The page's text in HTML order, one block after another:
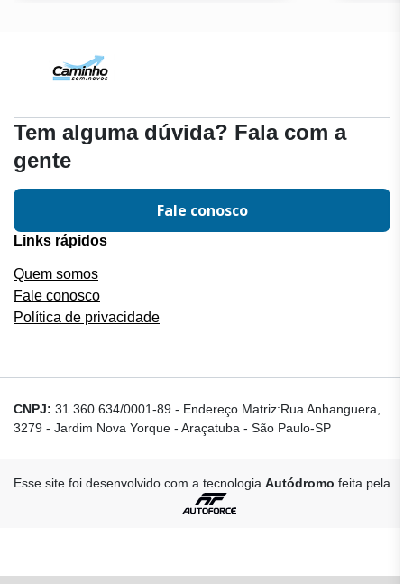
Tem alguma dúvida? Fala com a
gente
Fale conosco
Links rápidos
Quem somos
Fale conosco
Política de privacidade
CNPJ: 31.360.634/0001-89 - Endereço Matriz:Rua Anhanguera,
3279 - Jardim Nova Yorque - Araçatuba - São Paulo-SP
Esse site foi desenvolvido com a tecnologia Autódromo feita pela